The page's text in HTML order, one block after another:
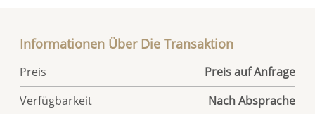
Informationen Über Die Transaktion
Preis
Preis auf Anfrage
Verfügbarkeit
Nach Absprache